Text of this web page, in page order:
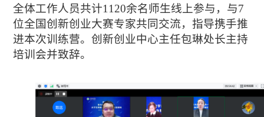
全体工作人员共计1120余名师生线上参与 ， 与7
位全国创新创业大赛专家共同交流，指导携手推
进本次训练营。创新创业中心主任包琳处长主持
培训会并致辞。